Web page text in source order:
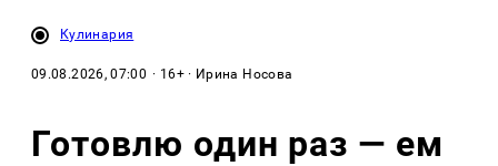
Кулинария
09.08.2026, 07:00 · 16+ · Ирина Носова
Готовлю один раз — ем